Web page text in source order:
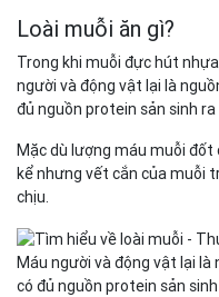
Loài muỗi ăn gì?
Trong khi muỗi đực hút
người và động vật lại là
đủ nguồn protein sản sinh
Mặc dù lượng máu muỗi đốt
kể nhưng vết cắn của muỗi
chịu.
Máu người và động vật lại là
có đủ nguồn protein sản